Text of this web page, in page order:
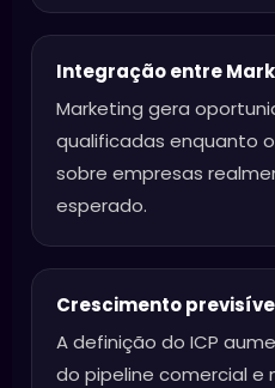
Integração entre
Marketing gera
qualificadas enquanto
sobre empresas
esperado.
Crescimento
A definição do ICP
do pipeline comercial e